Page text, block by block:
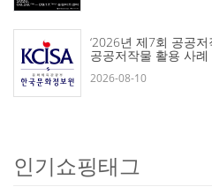
‘2026년 제7회 공공
공공저작물 활용 사
2026-08-10
인기쇼핑태그